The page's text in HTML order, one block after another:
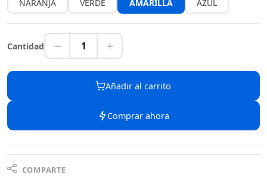
NARANJA VERDE AMARILLA AZUL
Cantidad 1
Añadir al carrito
Comprar ahora
COMPARTE